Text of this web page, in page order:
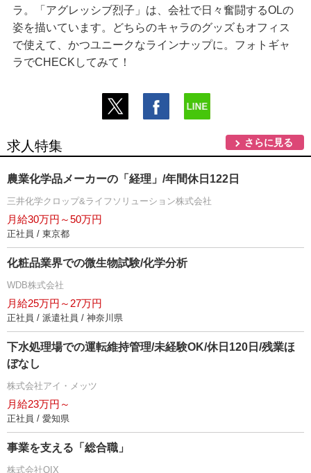
ラ。「アグレッシブ烈子」は、会社で日々奮闘するOLの
姿を描いています。どちらのキャラのグッズもオフィス
で使えて、かつユニークなラインナップに。フォトギャ
ラでCHECKしてみて！
求人特集 さらに見る
農業化学品メーカーの「経理」/年間休日122日
三井化学クロップ&ライフソリューション株式会社
月給30万円～50万円
正社員 / 東京都
化粧品業界での微生物試験/化学分析
WDB株式会社
月給25万円～27万円
正社員 / 派遣社員 / 神奈川県
下水処理場での運転維持管理/未経験OK/休日120日/残業ほ
ぼなし
株式会社アイ・メッツ
月給23万円～
正社員 / 愛知県
事業を支える「総合職」
株式会社QIX